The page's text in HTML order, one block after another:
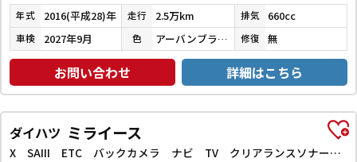
年式 2016(平成28)年 走行 2.5万km 排気 660cc
車検 2027年9月 色 アーバンブラウンパールメタリック 修復 無
お問い合わせ 詳細はこちら
ダイハツ ミライース
X SAIII ETC バックカメラ ナビ TV クリアランスソナー 衝突被害軽減システム オートマチックハイビーム LEDヘッドランプ キーレスエントリー アイドリングストップ 電動格納ミラー